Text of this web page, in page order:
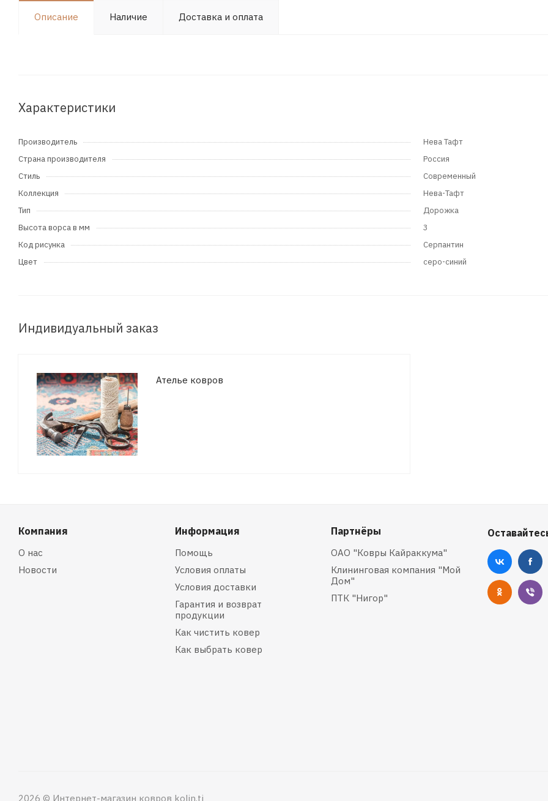
Описание Наличие Доставка и оплата
Характеристики
Производитель
Нева Тафт
Страна производителя
Россия
Стиль
Современный
Коллекция
Нева-Тафт
Тип
Дорожка
Высота ворса в мм
3
Код рисунка
Серпантин
Цвет
серо-синий
Индивидуальный заказ
Ателье ковров
Компания
О нас
Новости
Информация
Помощь
Условия оплаты
Условия доставки
Гарантия и возврат
продукции
Как чистить ковер
Как выбрать ковер
Партнёры
ОАО "Ковры Кайраккума"
Клининговая компания "Мой
Дом"
ПТК "Нигор"
2026 © Интернет-магазин ковров kolin.tj